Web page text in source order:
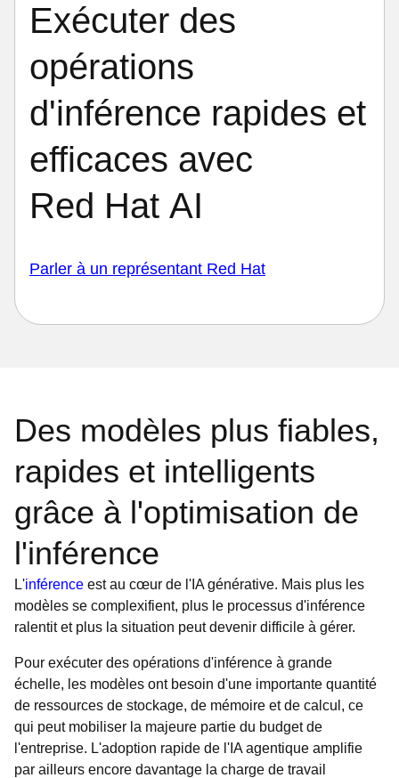
Exécuter des
opérations
d'inférence rapides et
efficaces avec
Red Hat AI
Parler à un représentant Red Hat
Des modèles plus fiables,
rapides et intelligents
grâce à l'optimisation de
l'inférence
L'inférence est au cœur de l'IA générative. Mais plus les
modèles se complexifient, plus le processus d'inférence
ralentit et plus la situation peut devenir difficile à gérer.
Pour exécuter des opérations d'inférence à grande
échelle, les modèles ont besoin d'une importante quantité
de ressources de stockage, de mémoire et de calcul, ce
qui peut mobiliser la majeure partie du budget de
l'entreprise. L'adoption rapide de l'IA agentique amplifie
par ailleurs encore davantage la charge de travail